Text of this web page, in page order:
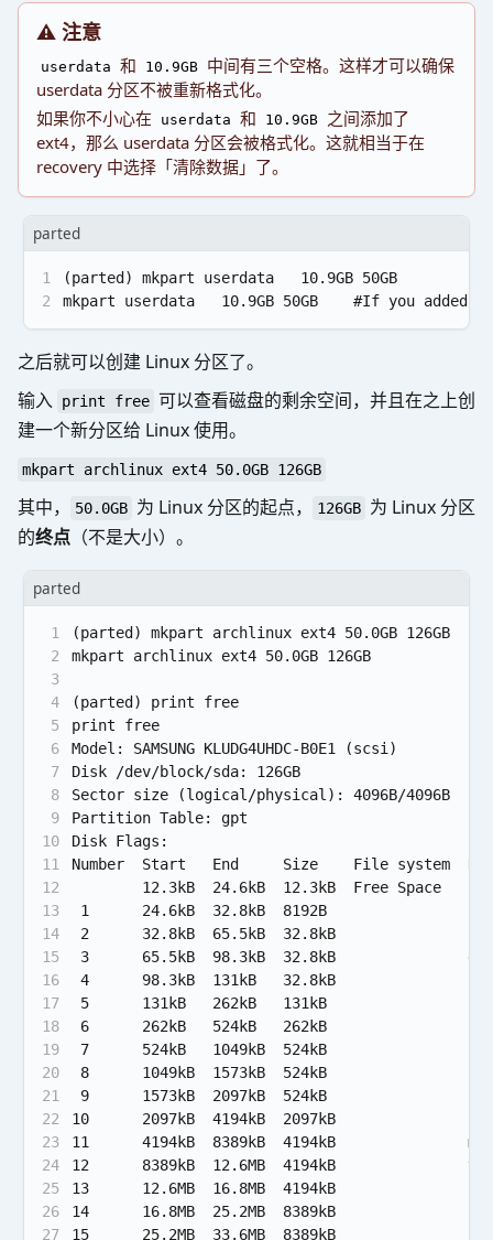
⚠️ 注意
userdata 和 10.9GB 中间有三个空格。这样才可以确保
userdata 分区不被重新格式化。
如果你不小心在
userdata 和 10.9GB 之间添加了
ext4，那么 userdata 分区会被格式化。这就相当于在
recovery 中选择「清除数据」了。
parted
1
2
(parted) mkpart userdata   10.9GB 50GB
mkpart userdata   10.9GB 50GB    #If you
之后就可以创建 Linux 分区了。
输入 print free 可以查看磁盘的剩余空间，并且在之上创
建一个新分区给 Linux 使用。
mkpart archlinux ext4 50.0GB 126GB
其中， 50.0GB 为 Linux 分区的起点， 126GB 为 Linux 分区
的终点 （不是大小）。
parted
1
2
3
4
5
6
7
8
9
10
11
12
13
14
15
16
17
18
19
20
21
22
23
24
25
26
27
(parted) mkpart archlinux ext4 50.0GB 126GB
mkpart archlinux ext4 50.0GB 126GB
(parted) print free
print free
Model: SAMSUNG KLUDG4UHDC-B0E1 (scsi)
Disk /dev/block/sda: 126GB
Sector size (logical/physical): 4096B/4096B
Partition Table: gpt
Disk Flags:
Number  Start   End     Size    File system
        12.3kB  24.6kB  12.3kB  Free Space
1      24.6kB  32.8kB  8192B
2      32.8kB  65.5kB  32.8kB
3      65.5kB  98.3kB  32.8kB
4      98.3kB  131kB   32.8kB
5      131kB   262kB   131kB
6      262kB   524kB   262kB
7      524kB   1049kB  524kB
8      1049kB  1573kB  524kB
9      1573kB  2097kB  524kB
10      2097kB  4194kB  2097kB
11      4194kB  8389kB  4194kB
12      8389kB  12.6MB  4194kB               vm-
13      12.6MB  16.8MB  4194kB
14      16.8MB  25.2MB  8389kB
15      25.2MB  33.6MB  8389kB